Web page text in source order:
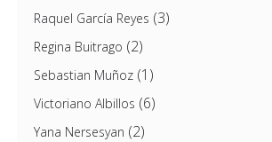
Raquel García Reyes (3)
Regina Buitrago (2)
Sebastian Muñoz(1)
Victoriano Albillos (6)
Yana Nersesyan (2)